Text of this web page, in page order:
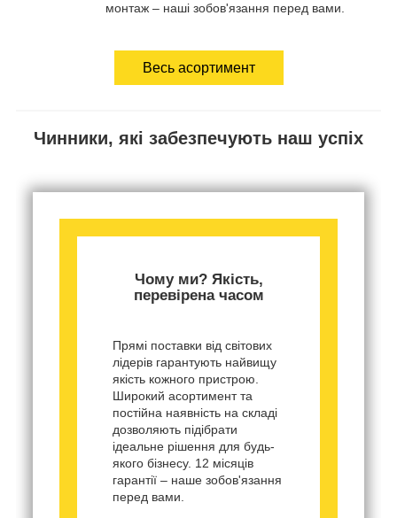
монтаж – наші зобов'язання перед вами.
Весь асортимент
Чинники, які забезпечують наш успіх
Чому ми? Якість,
перевірена часом
Прямі поставки від світових
лідерів гарантують найвищу
якість кожного пристрою.
Широкий асортимент та
постійна наявність на складі
дозволяють підібрати
ідеальне рішення для будь-
якого бізнесу. 12 місяців
гарантії – наше зобов'язання
перед вами.